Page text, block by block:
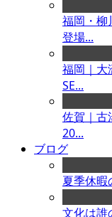
福岡・柳
登場...
福岡｜大
SE...
佐賀｜古
20...
ブログ
夏季休暇
文化は誰